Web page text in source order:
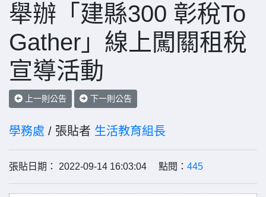
舉辦「建縣300 彰稅To
Gather」線上闖關租稅
宣導活動
上一則公告 下一則公告
學務處 / 張貼者 生活教育組長
張貼日期： 2022-09-14 16:03:04 點閱： 445